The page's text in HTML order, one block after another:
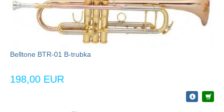
Belltone BTR-01 B-trubka
198,00 EUR